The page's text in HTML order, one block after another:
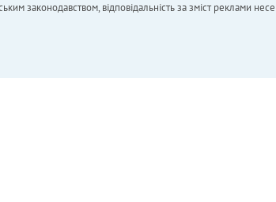
законодавством, відповідальність за зміст реклами